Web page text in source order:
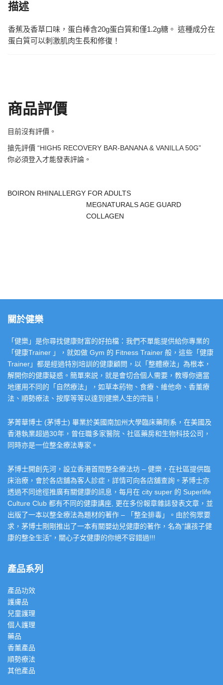
描述
香蕉及香草口味，蛋白棒含20g蛋白質和僅1.2g糖。 這種成分在
蛋白質可以刺激肌肉生長和修復！
商品評價
目前沒有評價。
搶先評價 “HIGH5 RECOVERY BAR-BANANA & VANILLA 50G”
你必須登入 才能發表評論。
BOIRON RHINALLERGY FOR ADULTS
MEGNATURALS AGE GUARD
COLLAGEN
關於健樂
「健樂」是你尋找健康財富的好拍檔：我們不單能提供給你專業的
「健康Trainer 」，就如做 Gym 的 Fitness Trainer 般，這些「健康
Trainer」都是經過特別培訓的健康顧問，以「整體療法」為根本，
解開你的健康疑惑。簡單來説，就是會切合個人需要，教導你適當
地運用不同的「自然療法」，如草本葯物、食療、維他命、香薰療
法、順勢療法、按摩等等以達到健樂人生的宗旨！
茅菁華博士 (茅博士) 畢業於美國南加州大學臨床藥劑系，在美國及
香港執業超過30年，曾任職多家醫院、社區藥房和生物科技公司，
同時亦是一位整全療法專家。
茅博士開創先河，設立香港首間整全療法坊 – 健樂，在社區提供臨
床治療，會於各店舖為客人診症，詳情可向各店舖查詢。茅博士亦
透過不同途徑推廣有關健康的訊息，每月在 city super 的 Superlife
Culture Club 都有不同的健康講座, 更在多份報章雜誌發表文章，並
出版了一本以整全療法為題材的著作 – 「整全排毒」。由於徇眾要
求，茅博士剛剛推出了一本有關嬰幼兒健康的著作，名為”讓孩子健
康的整全生活”，關心子女健康的你絕不容錯過!!!
產品系列
產品功效
護膚品
兒童護理
個人護理
藥品
香薰產品
順勢療法
其他產品